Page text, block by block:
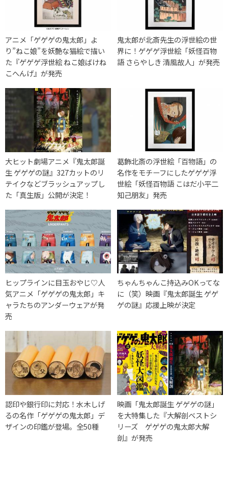
アニメ「ゲゲゲの鬼太郎」よ
り”ねこ娘”を妖艶な猫絵で描い
た『ゲゲゲ浮世絵 ねこ娘ばけね
こへんげ』が発売
鬼太郎が北斎先生の浮世絵の世
界に！ゲゲゲ浮世絵「妖怪百物
語 さらやしき 清風故人」が発売
大ヒット劇場アニメ『鬼太郎誕
生 ゲゲゲの謎』327カットのリ
テイクなどブラッシュアップし
た「真生版」公開が決定！
葛飾北斎の浮世絵「百物語」の
名作をモチーフにしたゲゲゲ浮
世絵「妖怪百物語 こはだ小平二
知己朋友」発売
ヒップラインに目玉おやじ♡人
気アニメ「ゲゲゲの鬼太郎」キ
ャラたちのアンダーウェアが発
売
ちゃんちゃんこ持込みOKってな
に（笑）映画『鬼太郎誕生 ゲゲ
ゲの謎』応援上映が決定
認印や銀行印に対応！水木しげ
るの名作「ゲゲゲの鬼太郎」デ
ザインの印鑑が登場。全50種
映画「鬼太郎誕生 ゲゲゲの謎」
を大特集した『大解剖ベストシ
リーズ ゲゲゲの鬼太郎大解
剖』が発売